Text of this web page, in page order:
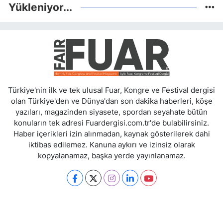
Yükleniyor...
Türkiye'nin ilk ve tek ulusal Fuar, Kongre ve Festival dergisi
olan Türkiye'den ve Dünya'dan son dakika haberleri, köşe
yazıları, magazinden siyasete, spordan seyahate bütün
konuların tek adresi Fuardergisi.com.tr'de bulabilirsiniz.
Haber içerikleri izin alınmadan, kaynak gösterilerek dahi
iktibas edilemez. Kanuna aykırı ve izinsiz olarak
kopyalanamaz, başka yerde yayınlanamaz.